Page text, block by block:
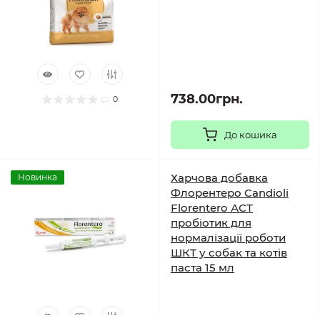
0 738.00грн.
До кошика
Новинка
Харчова добавка
Флорентеро Candioli
Florentero АСТ
пробіотик для
нормалізації роботи
ШКТ у собак та котів
паста 15 мл